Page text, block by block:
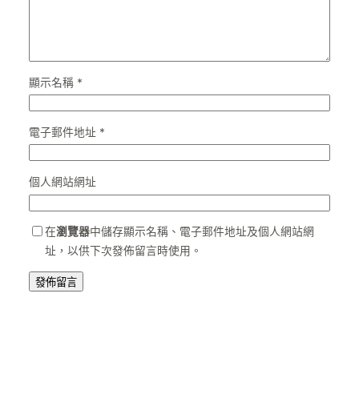
顯示名稱 *
電子郵件地址 *
個人網站網址
在瀏覽器中儲存顯示名稱、電子郵件地址及個人網站網
址，以供下次發佈留言時使用。